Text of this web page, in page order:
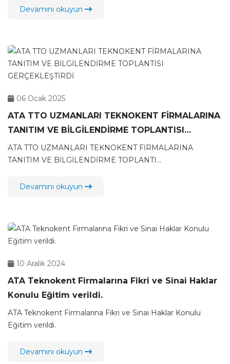
Devamını okuyun
06 Ocak 2025
ATA TTO UZMANLARI TEKNOKENT FİRMALARINA
TANITIM VE BİLGİLENDİRME TOPLANTISI
GERÇEKLEŞTİRDİ
ATA TTO UZMANLARI TEKNOKENT FİRMALARINA
TANITIM VE BİLGİLENDİRME TOPLANTI...
Devamını okuyun
10 Aralık 2024
ATA Teknokent Firmalarına Fikri ve Sinai Haklar
Konulu Eğitim verildi.
ATA Teknokent Firmalarına Fikri ve Sinai Haklar Konulu
Eğitim verildi.
Devamını okuyun